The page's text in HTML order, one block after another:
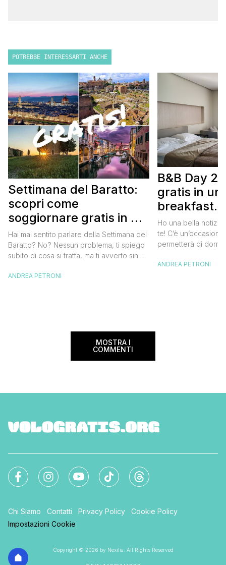
POTREBBE INTERESSARTI ANCHE
Settimana del Baratto:
scopri come
soggiornare gratis in un
bed and breakfast
Hai mai sentito parlare della Settimana del
Baratto? No? Nessun problema, ti spiego
subito di cosa si tratta, ma ti avverto sin da
tantissimo perché ti permetterà di
ANDREA PETRONI
B&B Day
gratis in un
breakfast.
gratis
Ho una bella
te! C’è
permetterà di
meravigliosi del
ANDREA PETRONI
MOSTRA I
COMMENTI
Chi Siamo Contatti Privacy Policy
Cookie Policy
Impostazioni Cookie
Copyright © 2026 by Nexilia. All Rights Reserved